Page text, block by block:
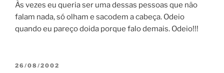
Às vezes eu queria ser uma dessas pessoas que não
falam nada, só olham e sacodem a cabeça. Odeio
quando eu pareço doida porque falo demais. Odeio!!!
POSTED
26/08/2002